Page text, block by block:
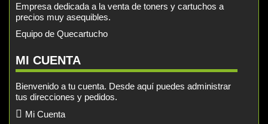
Empresa dedicada a la venta de toners y cartuchos a
precios muy asequibles.
Equipo de Quecartucho
MI CUENTA
Bienvenido a tu cuenta. Desde aquí puedes administrar
tus direcciones y pedidos.
Mi Cuenta